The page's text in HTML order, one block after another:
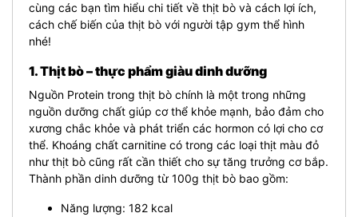
cùng các bạn tìm hiểu chi tiết về thịt bò và cách lợi ích,
cách chế biến của thịt bò với người tập gym thể hình
nhé!
1. Thịt bò – thực phẩm giàu dinh dưỡng
Nguồn Protein trong thịt bò chính là một trong những
nguồn dưỡng chất giúp cơ thể khỏe mạnh, bảo đảm cho
xương chắc khỏe và phát triển các hormon có lợi cho cơ
thể. Khoáng chất carnitine có trong các loại thịt màu đỏ
như thịt bò cũng rất cần thiết cho sự tăng trưởng cơ bắp.
Thành phần dinh dưỡng từ 100g thịt bò bao gồm:
Năng lượng: 182 kcal